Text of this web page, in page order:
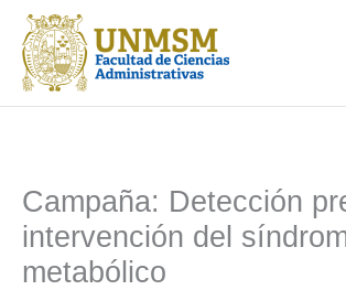
contenido
Campaña: Detección
intervención del
metabólico